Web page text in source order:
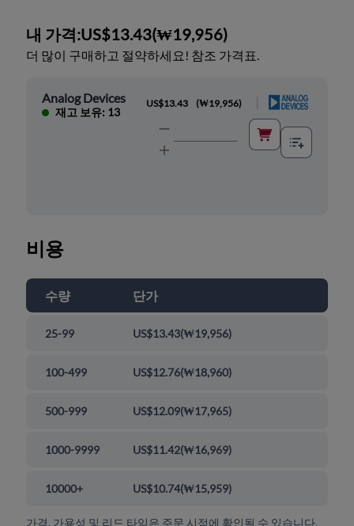
내 가격:US$13.43(₩19,956)
더 많이 구매하고 절약하세요! 참조 가격표.
Analog Devices
재고 보유: 13
US$13.43 (₩19,956)
비용
수량 단가
25-99 US$13.43(₩19,956)
100-499 US$12.76(₩18,960)
500-999 US$12.09(₩17,965)
1000-9999 US$11.42(₩16,969)
10000+ US$10.74(₩15,959)
가격, 가용성 및 리드 타임은 주문 시점에 확인될 수 있습니다.